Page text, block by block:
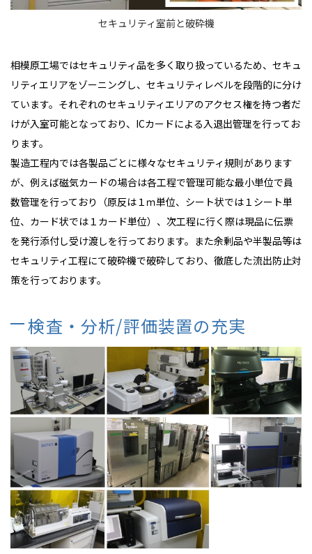
セキュリティ室前と破砕機
相模原工場ではセキュリティ品を多く取り扱っているため、セキュ
リティエリアをゾーニングし、セキュリティレベルを段階的に分け
ています。それぞれのセキュリティエリアのアクセス権を持つ者だ
けが入室可能となっており、ICカードによる入退出管理を行ってお
ります。
製造工程内では各製品ごとに様々なセキュリティ規則があります
が、例えば磁気カードの場合は各工程で管理可能な最小単位で員
数管理を行っており（原反は１ｍ単位、シート状では１シート単
位、カード状では１カード単位）、次工程に行く際は現品に伝票
を発行添付し受け渡しを行っております。また余剰品や半製品等は
セキュリティ工程にて破砕機で破砕しており、徹底した流出防止対
策を行っております。
検査・分析/評価装置の充実